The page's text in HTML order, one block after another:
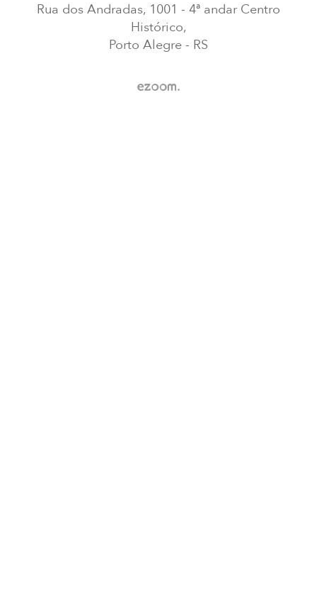
Rua dos Andradas, 1001 - 4ª andar Centro
Histórico,
Porto Alegre - RS